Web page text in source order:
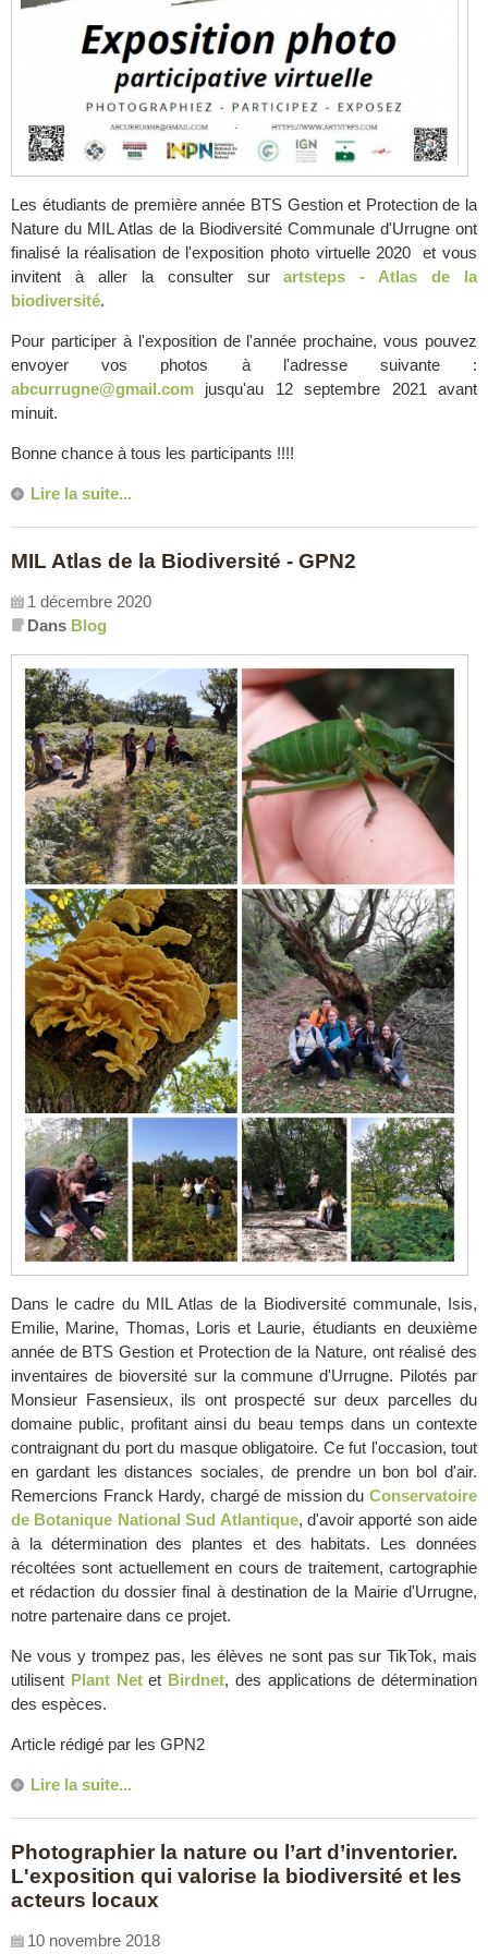
Les étudiants de première année BTS Gestion et Protection de la
Nature du MIL Atlas de la Biodiversité Communale d'Urrugne ont
finalisé la réalisation de l'exposition photo virtuelle 2020 et vous
invitent à aller la consulter surartsteps - Atlas de la
biodiversité.
Pour participer à l'exposition de l'année prochaine, vous pouvez
envoyer vos photos à l'adresse suivante :
abcurrugne@gmail.com jusqu'au 12 septembre 2021 avant
minuit.
Bonne chance à tous les participants !!!!
Lire la suite...
MIL Atlas de la Biodiversité - GPN2
1 décembre 2020
Dans Blog
Dans le cadre du MIL Atlas de la Biodiversité communale, Isis,
Emilie, Marine, Thomas, Loris et Laurie, étudiants en deuxième
année de BTS Gestion et Protection de la Nature, ont réalisé des
inventaires de bioversité sur la commune d'Urrugne. Pilotés par
Monsieur Fasensieux, ils ont prospecté sur deux parcelles du
domaine public, profitant ainsi du beau temps dans un contexte
contraignant du port du masque obligatoire. Ce fut l'occasion, tout
en gardant les distances sociales, de prendre un bon bol d'air.
Remercions Franck Hardy, chargé de mission du Conservatoire
de Botanique National Sud Atlantique, d'avoir apporté son aide
à la détermination des plantes et des habitats. Les données
récoltées sont actuellement en cours de traitement, cartographie
et rédaction du dossier final à destination de la Mairie d'Urrugne,
notre partenaire dans ce projet.
Ne vous y trompez pas, les élèves ne sont pas sur TikTok, mais
utilisent Plant Netet Birdnet, des applications de détermination
des espèces.
Article rédigé par les GPN2
Lire la suite...
Photographier la nature ou l’art d’inventorier.
L'exposition qui valorise la biodiversité et les
acteurs locaux
10 novembre 2018